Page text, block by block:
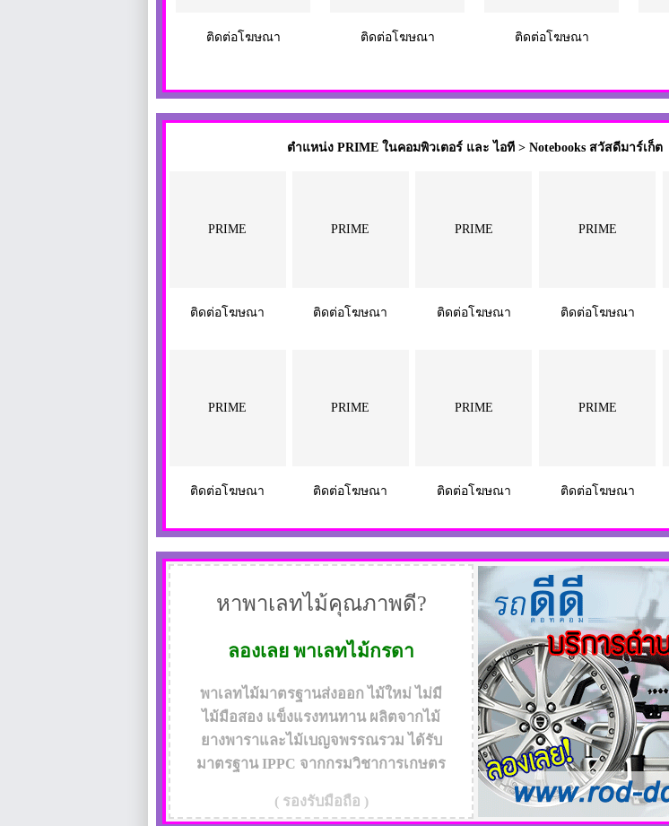
ติดต่อโฆษณา ติดต่อโฆษณา ติดต่อโฆษณา
ตำแหน่ง PRIME ในคอมพิวเตอร์ และ ไอที > Notebooks สวัสดีมาร์เก็ต
PRIME
ติดต่อโฆษณา
PRIME
ติดต่อโฆษณา
PRIME
ติดต่อโฆษณา
PRIME
ติดต่อโฆษณา
PRIME
ติดต่อโฆษณา
PRIME
ติดต่อโฆษณา
PRIME
ติดต่อโฆษณา
PRIME
ติดต่อโฆษณา
หาพาเลทไม้คุณภาพดี?
ลองเลย พาเลทไม้กรดา
พาเลทไม้มาตรฐานส่งออก ไม้ใหม่ ไม่มี
ไม้มือสอง แข็งแรงทนทาน ผลิตจากไม้
ยางพาราและไม้เบญจพรรณรวม ได้รับ
มาตรฐาน IPPC จากกรมวิชาการเกษตร
( รองรับมือถือ )